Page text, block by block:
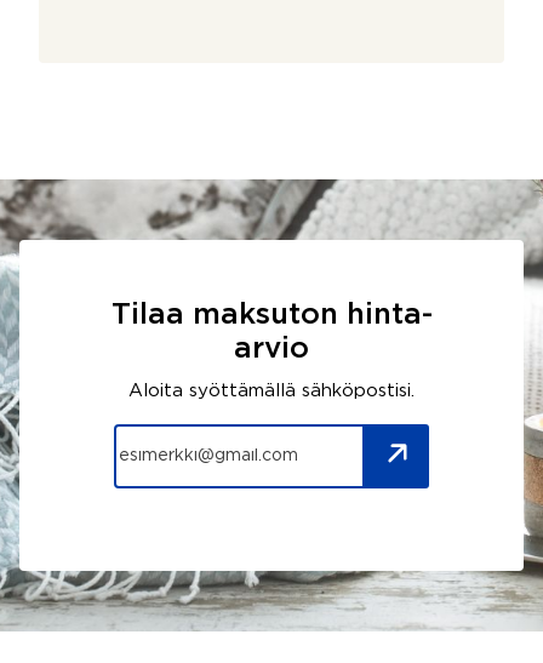
Tilaa maksuton hinta-
arvio
Aloita syöttämällä sähköpostisi.